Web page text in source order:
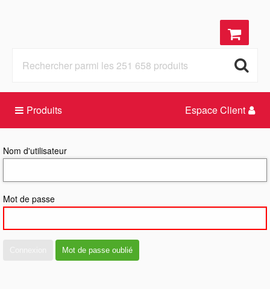
Produits Espace Client
Nom d'utilisateur
Mot de passe
Mot de passe oublié